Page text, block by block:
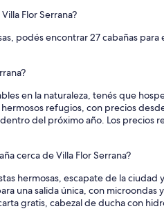
Flor Serrana?
podés encontrar 27 cabañas
en la naturaleza, tenés que
refugios, con precios
del próximo año. Los precios
cerca de Villa Flor Serrana?
hermosas, escapate de la
una salida única, con
gratis, cabezal de ducha con